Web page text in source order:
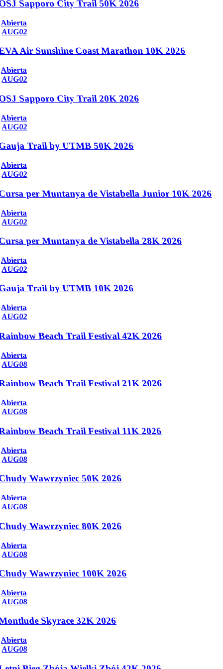
Sapporo City Trail 50K 2026
Abierta
AUG02
Air Sunshine Coast Marathon 10K 2026
Abierta
AUG02
Sapporo City Trail 20K 2026
Abierta
AUG02
Trail by UTMB 50K 2026
Abierta
AUG02
per Muntanya de Vistabella Junior 10K 2026
Abierta
AUG02
per Muntanya de Vistabella 28K 2026
Abierta
AUG02
Trail by UTMB 10K 2026
Abierta
AUG02
Beach Trail Festival 42K 2026
Abierta
AUG08
Beach Trail Festival 21K 2026
Abierta
AUG08
Beach Trail Festival 11K 2026
Abierta
AUG08
Wawrzyniec 50K 2026
Abierta
AUG08
Wawrzyniec 80K 2026
Abierta
AUG08
Wawrzyniec 100K 2026
Abierta
AUG08
Skyrace 32K 2026
Abierta
AUG08